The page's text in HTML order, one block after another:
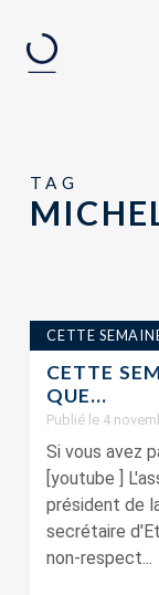
TAG
CETTE
CETTE
QUE…
Publié le 4
Si vous avez
[youtube ]
président de
secrétaire
non-respect...